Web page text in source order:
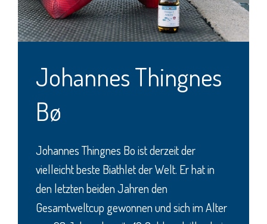
Johannes Thingnes
Bø
Johannes Thingnes Bo ist derzeit der
vielleicht beste Biathlet der Welt. Er hat in
den letzten beiden Jahren den
Gesamtweltcup gewonnen und sich im Alter